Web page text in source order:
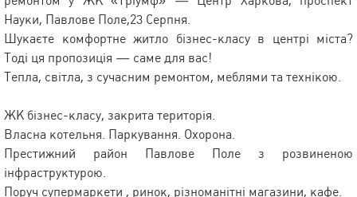
Науки, Павлове Поле,23 Серпня.
Шукаєте комфортне житло бізнес-класу в центрі міста?
Тоді ця пропозиція — саме для вас!
Тепла, світла, з сучасним ремонтом, меблями та технікою.
ЖК бізнес-класу, закрита територія.
Власна котельня. Паркування. Охорона.
Престижний район Павлове Поле з розвиненою
інфраструктурою.
Поруч супермаркети , ринок, різноманітні магазини, кафе.